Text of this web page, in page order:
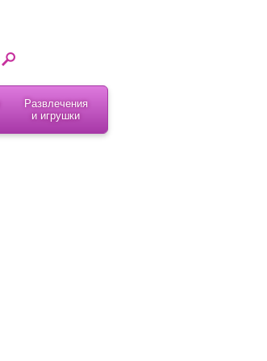
Развлечения
и игрушки